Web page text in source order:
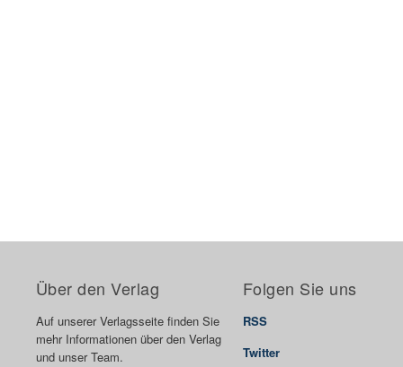
Über den Verlag
Auf unserer Verlagsseite finden Sie
mehr Informationen über den Verlag
und unser Team.
Folgen Sie uns
RSS
Twitter